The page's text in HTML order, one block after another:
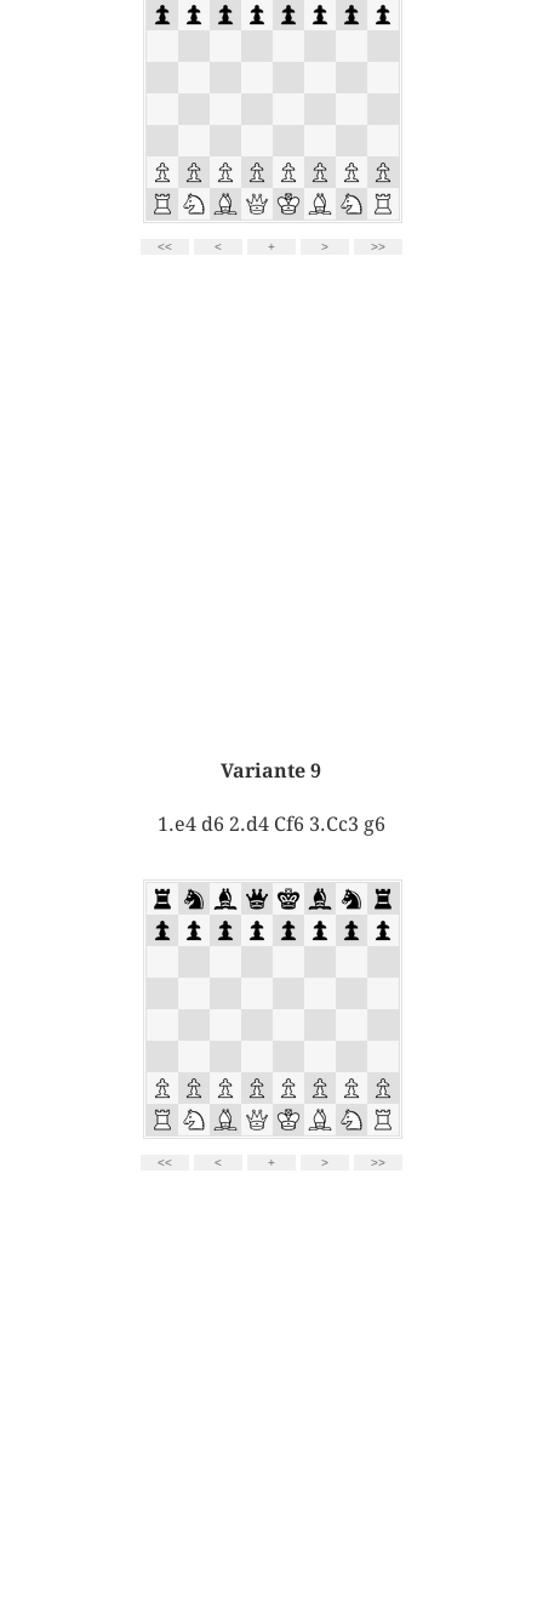
Variante 9
1.e4 d6 2.d4 Cf6 3.Cc3 g6